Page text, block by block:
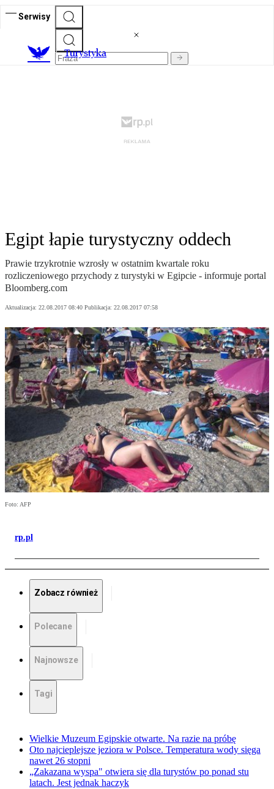
Serwisy
Turystyka
Egipt łapie turystyczny oddech
Prawie trzykrotnie wzrosły w ostatnim kwartale roku
rozliczeniowego przychody z turystyki w Egipcie - informuje portal
Bloomberg.com
Aktualizacja: 22.08.2017 08:40 Publikacja: 22.08.2017 07:58
Foto: AFP
rp.pl
Zobacz również
Polecane
Najnowsze
Tagi
Wielkie Muzeum Egipskie otwarte. Na razie na próbę
Oto najcieplejsze jeziora w Polsce. Temperatura wody sięga
nawet 26 stopni
„Zakazana wyspa" otwiera się dla turystów po ponad stu
latach. Jest jednak haczyk